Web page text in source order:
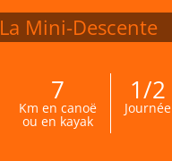
La Mini-Descente
7
Km en canoë
ou en kayak
1/2
Journée